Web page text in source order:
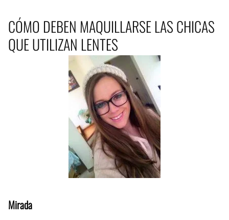
CÓMO DEBEN MAQUILLARSE LAS CHICAS
QUE UTILIZAN LENTES
Mirada